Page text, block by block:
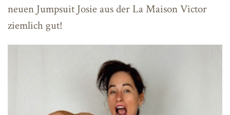
neuen Jumpsuit Josie aus der La Maison Victor
ziemlich gut!